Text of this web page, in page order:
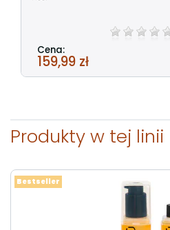
Cena:
159,99 zł
Produkty w tej linii
Bestseller